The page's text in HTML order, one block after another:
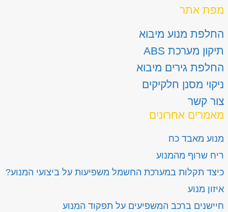
מפת אתר
החלפת מנוע מיבוא
תיקון מערכת ABS
החלפת גירים מיבוא
ניקוי מסנן חלקיקים
צור קשר
מאמרים אחרונים
מנוע מאבד כח
ריח שרוף מהמנוע
כיצד תקלות במערכת החשמל משפיעות על ביצועי המנוע?
איזון מנוע
חיישנים ברכב המשפיעים על תפקוד המנוע